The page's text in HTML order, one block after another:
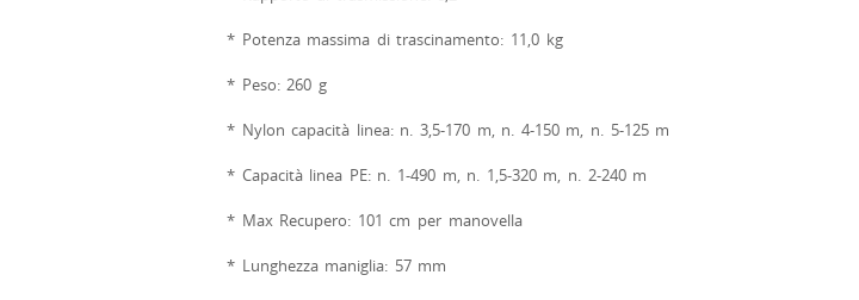
* Potenza massima di trascinamento: 11,0 kg
* Peso: 260 g
* Nylon capacità linea: n. 3,5-170 m, n. 4-150 m, n. 5-125 m
* Capacità linea PE: n. 1-490 m, n. 1,5-320 m, n. 2-240 m
* Max Recupero: 101 cm per manovella
* Lunghezza maniglia: 57 mm